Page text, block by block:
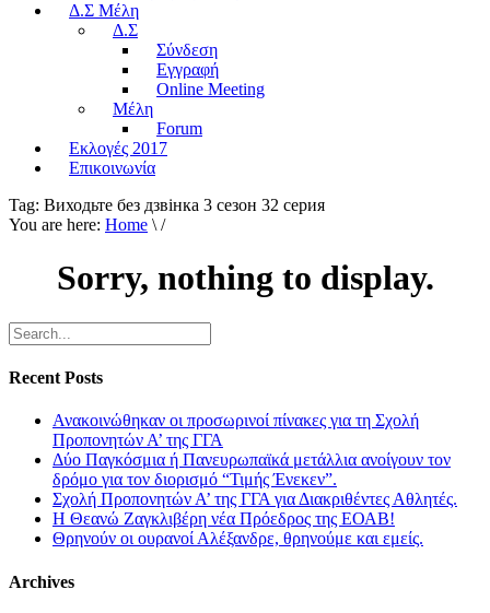
Δ.Σ Μέλη
Δ.Σ
Σύνδεση
Εγγραφή
Online Meeting
Μέλη
Forum
Εκλογές 2017
Επικοινωνία
Tag: Виходьте без дзвiнка 3 сезон 32 серия
You are here: Home \ /
Sorry, nothing to display.
Recent Posts
Ανακοινώθηκαν οι προσωρινοί πίνακες για τη Σχολή
Προπονητών Α’ της ΓΓΑ
Δύο Παγκόσμια ή Πανευρωπαϊκά μετάλλια ανοίγουν τον
δρόμο για τον διορισμό “Τιμής Ένεκεν”.
Σχολή Προπονητών Α’ της ΓΓΑ για Διακριθέντες Αθλητές.
Η Θεανώ Ζαγκλιβέρη νέα Πρόεδρος της ΕΟΑΒ!
Θρηνούν οι ουρανοί Αλέξανδρε, θρηνούμε και εμείς.
Archives